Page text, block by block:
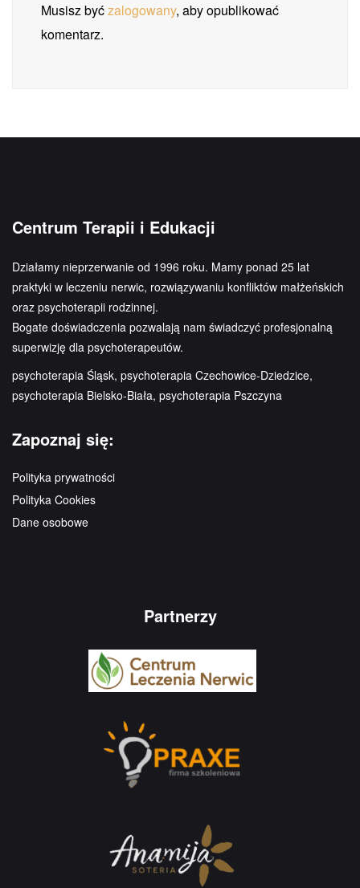
Musisz byćzalogowany, aby opublikować
komentarz.
Centrum Terapii i Edukacji
Działamy nieprzerwanie od 1996 roku. Mamy ponad 25 lat
praktyki w leczeniu nerwic, rozwiązywaniu konfliktów małżeńskich
oraz psychoterapii rodzinnej.
Bogate doświadczenia pozwalają nam świadczyć profesjonalną
superwizję dla psychoterapeutów.
psychoterapia Śląsk, psychoterapia Czechowice-Dziedzice,
psychoterapia Bielsko-Biała, psychoterapia Pszczyna
Zapoznaj się:
Polityka prywatności
Polityka Cookies
Dane osobowe
Partnerzy